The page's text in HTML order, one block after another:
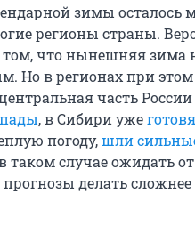
зимы осталось
регионы страны.
что нынешняя зима
Но в регионах при
часть России
, в Сибири уже
погоду,шли
таком случае ожидать
делать